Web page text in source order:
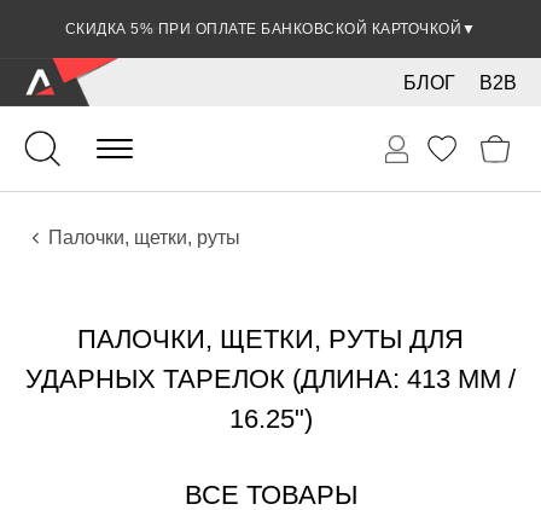
СКИДКА 5% ПРИ ОПЛАТЕ БАНКОВСКОЙ КАРТОЧКОЙ ▼
B2B
БЛОГ
Ударные
Тарелки
Аксессуары
Палочки, щетки, руты
ПАЛОЧКИ, ЩЕТКИ, РУТЫ ДЛЯ
УДАРНЫХ ТАРЕЛОК (ДЛИНА: 413 ММ /
16.25")
ВСЕ ТОВАРЫ